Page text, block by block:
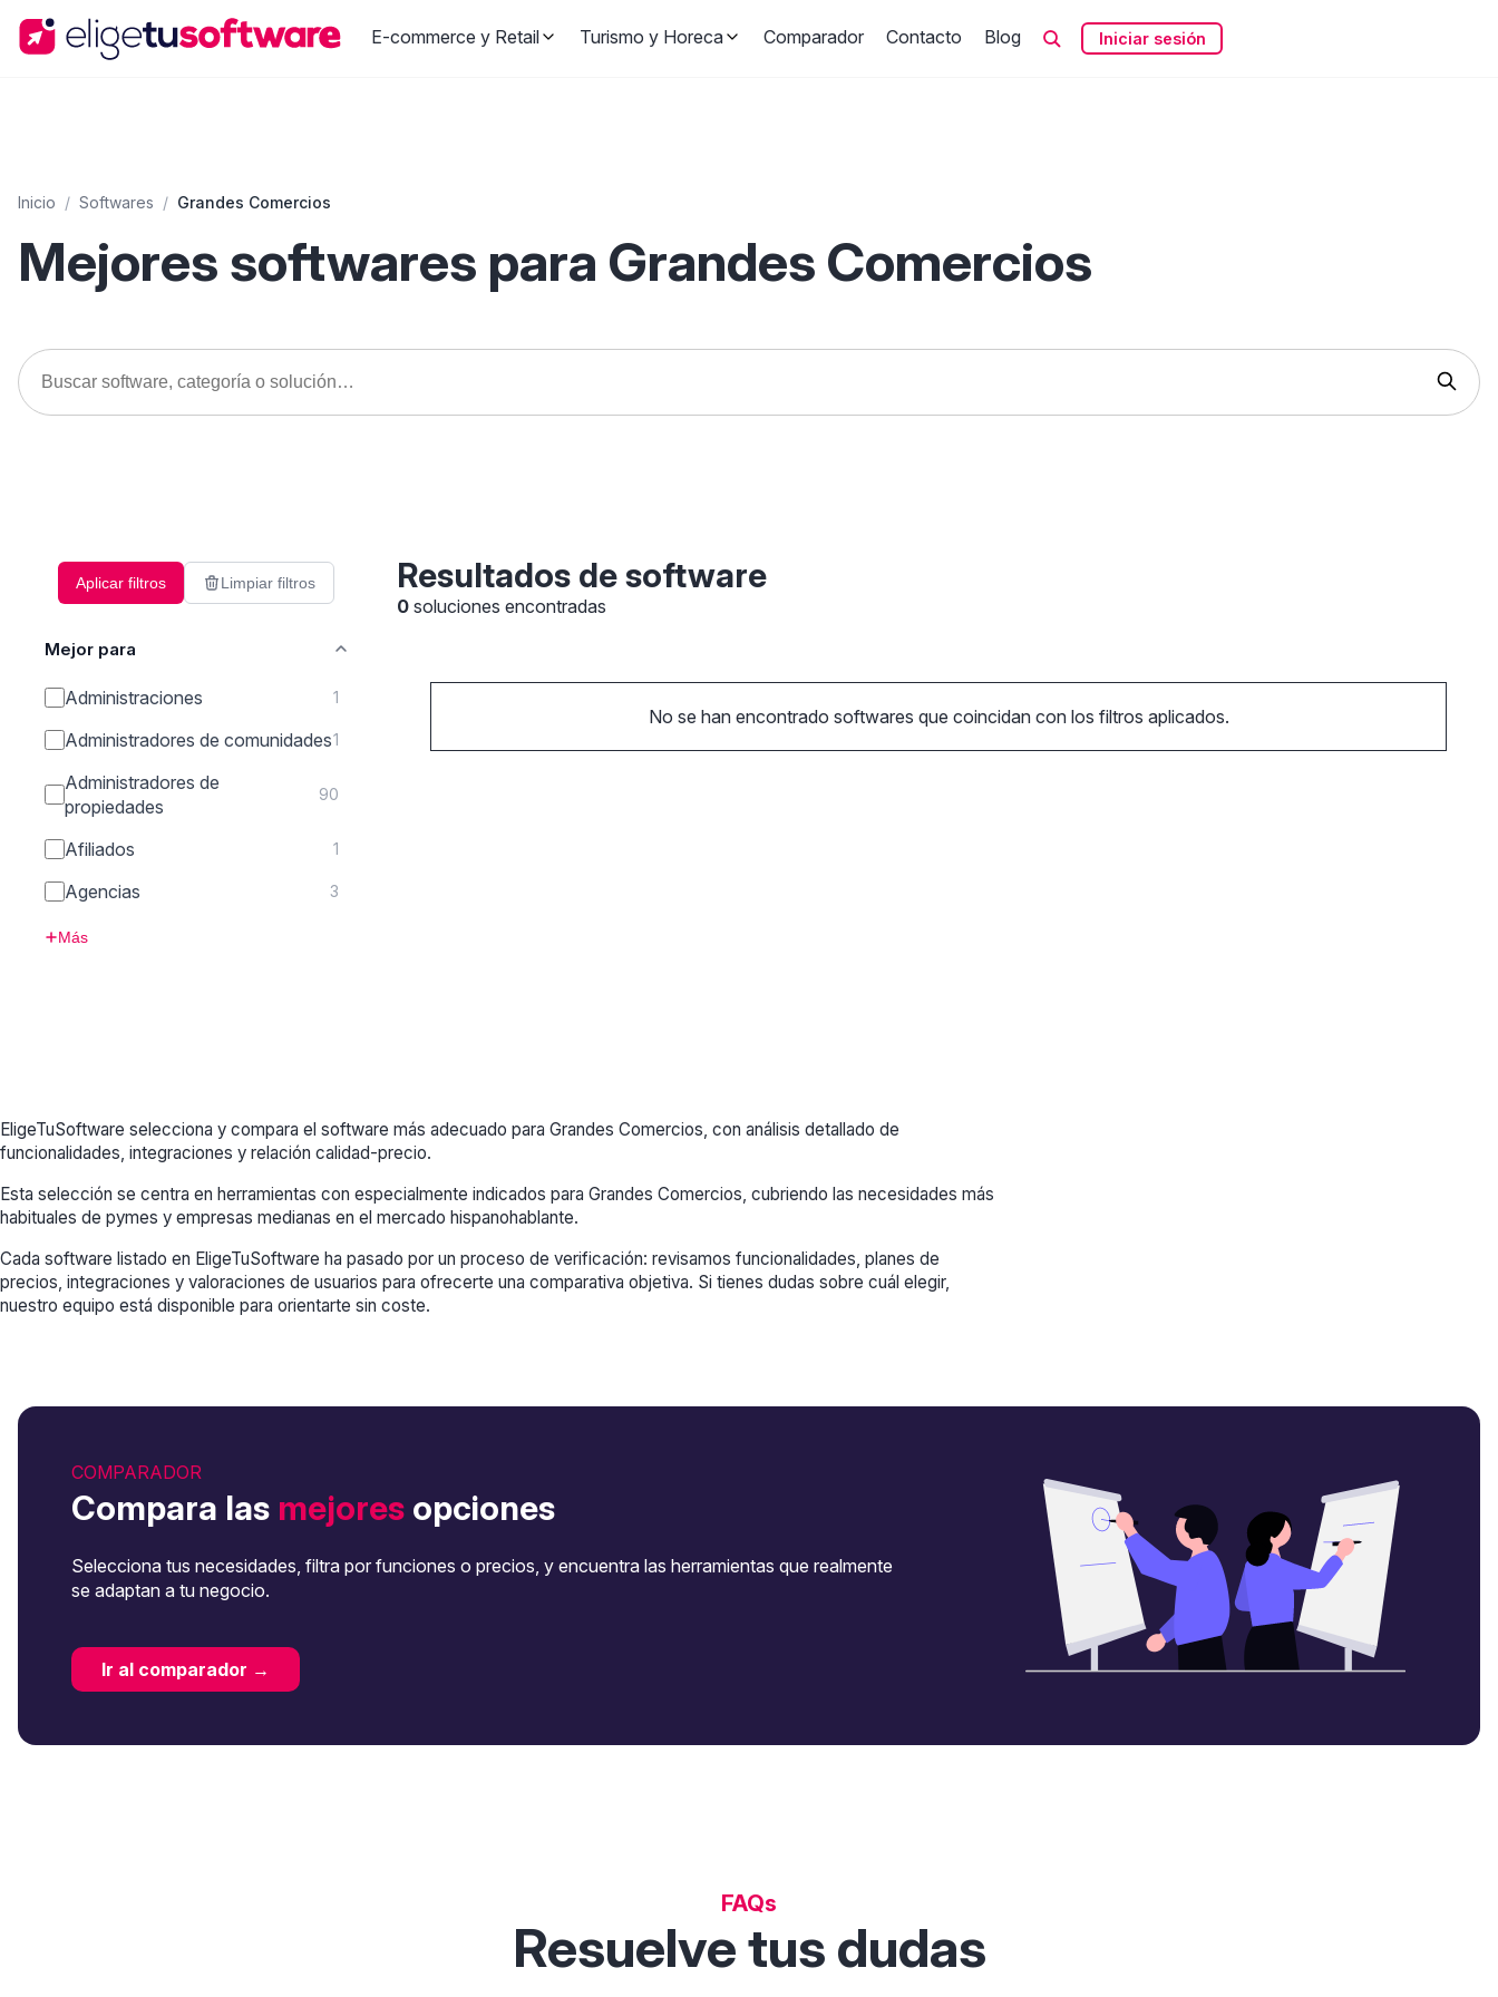
E-commerce y Retail Turismo y Horeca Comparador Contacto Blog Iniciar sesión
Inicio / Softwares / Grandes Comercios
Mejores softwares para Grandes Comercios
Aplicar filtros Limpiar filtros
Mejor para
Administraciones 1
Administradores de comunidades1
Administradores de
propiedades
90
Afiliados 1
Agencias 3
Más
Resultados de software
0 soluciones encontradas
No se han encontrado softwares que coincidan con los filtros aplicados.
EligeTuSoftware selecciona y compara el software más adecuado para Grandes Comercios, con análisis detallado de
funcionalidades, integraciones y relación calidad-precio.
Esta selección se centra en herramientas con especialmente indicados para Grandes Comercios, cubriendo las necesidades más
habituales de pymes y empresas medianas en el mercado hispanohablante.
Cada software listado en EligeTuSoftware ha pasado por un proceso de verificación: revisamos funcionalidades, planes de
precios, integraciones y valoraciones de usuarios para ofrecerte una comparativa objetiva. Si tienes dudas sobre cuál elegir,
nuestro equipo está disponible para orientarte sin coste.
COMPARADOR
Compara las mejores opciones
Selecciona tus necesidades, filtra por funciones o precios, y encuentra las herramientas que realmente
se adaptan a tu negocio.
Ir al comparador →
FAQs
Resuelve tus dudas